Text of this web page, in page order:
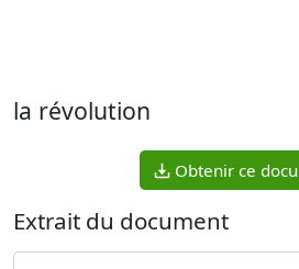
la révolution
Obtenir ce
Extrait du document